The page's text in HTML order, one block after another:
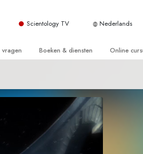
Scientology TV Nederlands
Kerk
Boeken & diensten Online
De Drijfveren van het Bestaan
De Componenten van Begrip
Oplossingen voor een Gevaarlijke
Omgeving